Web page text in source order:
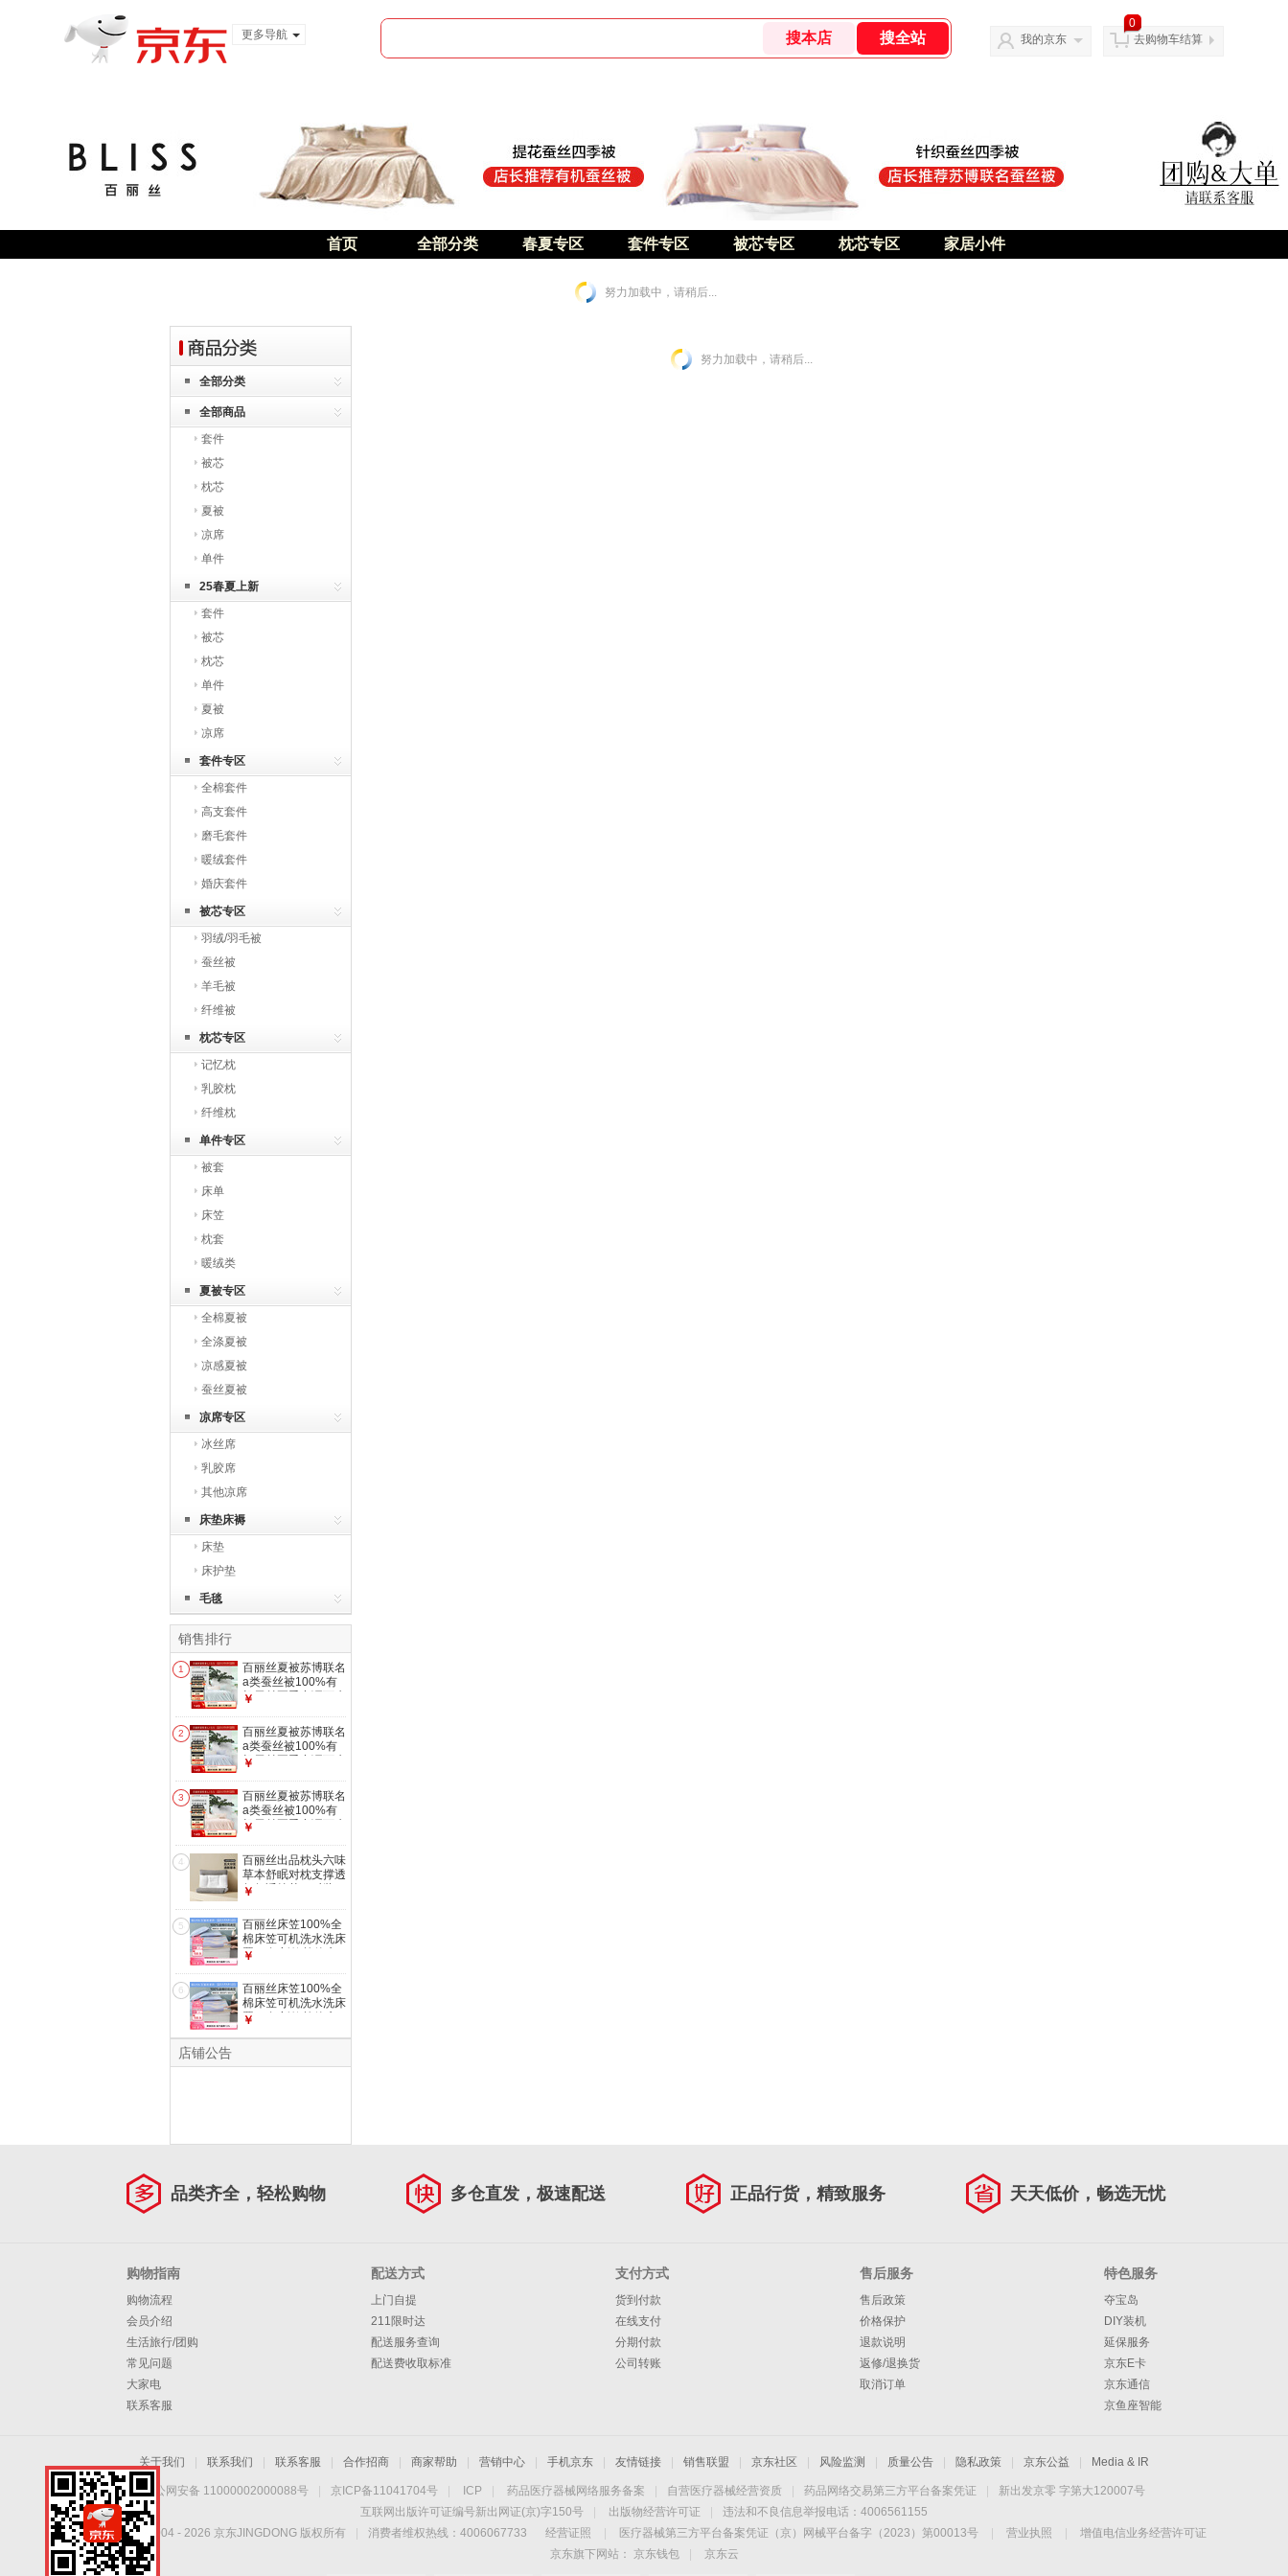
更多导航
我的京东
0
去购物车结算
首页 全部分类 春夏专区 套件专区 被芯专区 枕芯专区 家居小件
努力加载中，请稍后...
全部分类
全部商品
套件
被芯
枕芯
夏被
凉席
单件
25春夏上新
套件
被芯
枕芯
单件
夏被
凉席
套件专区
全棉套件
高支套件
磨毛套件
暖绒套件
婚庆套件
被芯专区
羽绒/羽毛被
蚕丝被
羊毛被
纤维被
枕芯专区
记忆枕
乳胶枕
纤维枕
单件专区
被套
床单
床笠
枕套
暖绒类
夏被专区
全棉夏被
全涤夏被
凉感夏被
蚕丝夏被
凉席专区
冰丝席
乳胶席
其他凉席
床垫床褥
床垫
床护垫
毛毯
销售排行
1
百丽丝夏被苏博联名
a类蚕丝被100%有
机蚕丝夏季空调可水
馆联名+A类抑菌+有
机蚕丝】夏被(浅灰
绿色)
200cm×230cm
￥
2
百丽丝夏被苏博联名
a类蚕丝被100%有
机蚕丝夏季空调可水
馆联名+A类抑菌+有
机蚕丝】夏被(婴儿
蓝) 200cm×230cm
￥
3
百丽丝夏被苏博联名
a类蚕丝被100%有
机蚕丝夏季空调可水
馆联名+A类抑菌+有
机蚕丝】夏被(水晶
粉) 200cm×230cm
￥
4
百丽丝出品枕头六味
草本舒眠对枕支撑透
气舒适枕芯一对装
45cm ×70cm
￥
5
百丽丝床笠100%全
棉床笠可机洗水洗床
罩25年新款单件床
语全棉印花床笠 ×
150cm*200cm
￥
6
百丽丝床笠100%全
棉床笠可机洗水洗床
罩25年新款单件床
￥
店铺公告
努力加载中，请稍后...
品类齐全，轻松购物 多仓直发，极速配送 正品行货，精致服务 天天低价，畅选无忧
购物指南
购物流程
会员介绍
生活旅行/团购
常见问题
大家电
联系客服
配送方式
上门自提
211限时达
配送服务查询
配送费收取标准
支付方式
货到付款
在线支付
分期付款
公司转账
售后服务
售后政策
价格保护
退款说明
返修/退换货
取消订单
特色服务
夺宝岛
DIY装机
延保服务
京东E卡
京东通信
京鱼座智能
关于我们 联系我们 联系客服 合作招商 商家帮助 营销中心 手机京东 友情链接 销售联盟 京东社区 风险监测 质量公告 隐私政策 京东公益 Media & IR
京公网安备 11000002000088号 京ICP备11041704号 ICP 药品医疗器械网络服务备案 自营医疗器械经营资质 药品网络交易第三方平台备案凭证
新出发京零 字第大120007号
互联网出版许可证编号新出网证(京)字150号
出版物经营许可证
违法和不良信息举报电话：4006561155
Copyright © 2004 - 2026 京东JINGDONG 版权所有 消费者维权热线：4006067733 经营证照 医疗器械第三方平台备案凭证（京）网械平台备字（2023）第00013号 营业执照
增值电信业务经营许可证
京东旗下网站：
京东钱包
京东云
手机扫一扫，劲爆优